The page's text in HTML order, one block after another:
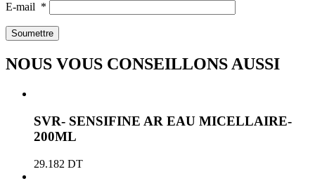
E-mail *
NOUS VOUS CONSEILLONS AUSSI
SVR- SENSIFINE AR EAU MICELLAIRE-
200ML
29.182 DT